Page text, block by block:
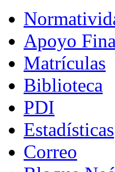
Apoyo
Matrículas
Biblioteca
PDI
Estadísticas
Correo